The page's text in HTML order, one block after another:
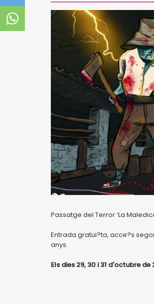
Passatge del Terror ‘La
Entrada gratui?ta, acce?s
anys.
Els dies 29, 30 i 31 d'octubre